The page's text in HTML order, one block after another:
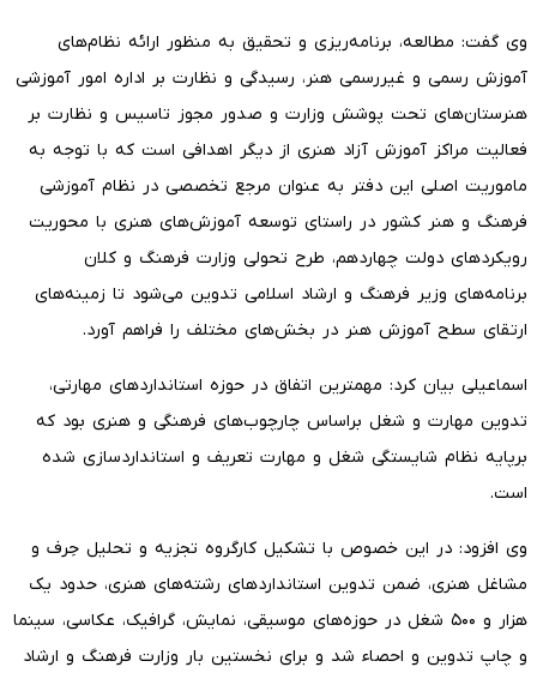
وی گفت: مطالعه، برنامه‌ریزی و تحقیق به منظور ارائه نظام‌های
آموزش رسمی و غیررسمی هنر، رسیدگی و نظارت بر اداره امور آموزشی
هنرستان‌های تحت پوشش وزارت و صدور مجوز تاسیس و نظارت بر
فعالیت مراکز آموزش آزاد هنری از دیگر اهدافی است که با توجه به
ماموریت اصلی این دفتر به عنوان مرجع تخصصی در نظام آموزشی
فرهنگ و هنر کشور در راستای توسعه آموزش‌های هنری با محوریت
رویکردهای دولت چهاردهم، طرح تحولی وزارت فرهنگ و کلان
برنامه‌های وزیر فرهنگ و ارشاد اسلامی تدوین می‌شود تا زمینه‌های
ارتقای سطح آموزش هنر در بخش‌های مختلف را فراهم آورد.
اسماعیلی بیان کرد: مهمترین اتفاق در حوزه استانداردهای مهارتی،
تدوین مهارت و شغل براساس چارچوب‌های فرهنگی و هنری بود که
برپایه نظام شایستگی شغل و مهارت تعریف و استانداردسازی شده
است.
وی افزود: در این خصوص با تشکیل کارگروه تجزیه و تحلیل حِرف و
مشاغل هنری، ضمن تدوین استانداردهای رشته‌های هنری، حدود یک
هزار و ۵۰۰ شغل در حوزه‌های موسیقی، نمایش، گرافیک، عکاسی، سینما
و چاپ تدوین و احصاء شد و برای نخستین بار وزارت فرهنگ و ارشاد